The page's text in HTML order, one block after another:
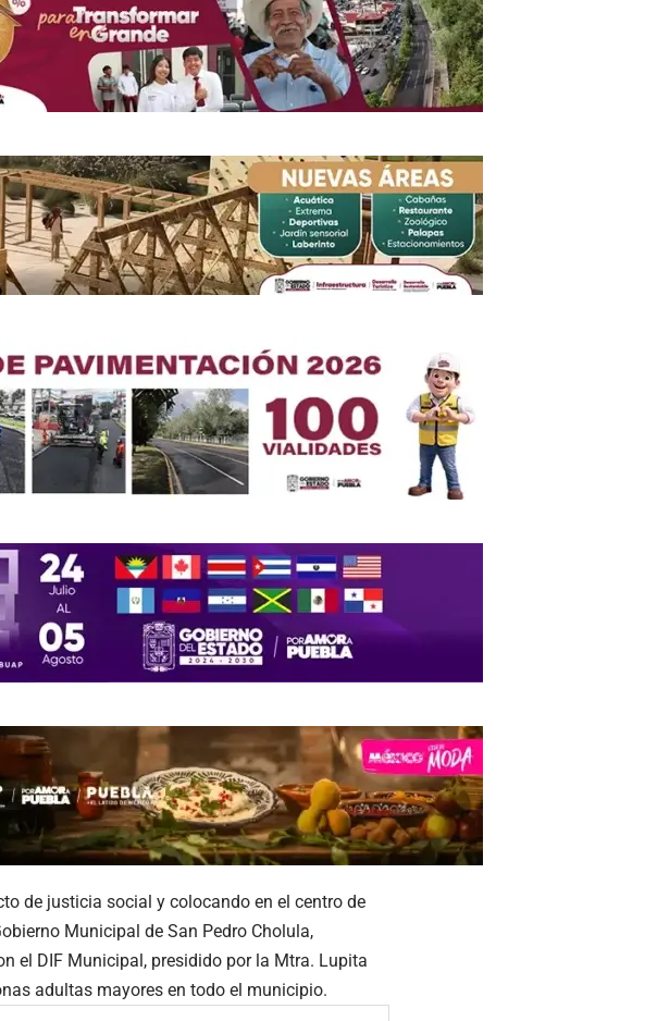
de justicia social y colocando en el centro de
Municipal de San Pedro Cholula,
el DIF Municipal, presidido por la Mtra. Lupita
adultas mayores en todo el municipio.